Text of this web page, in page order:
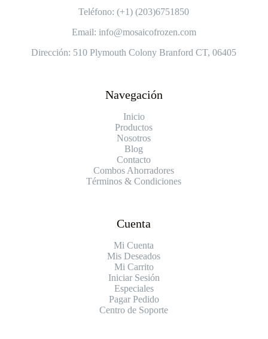
Teléfono: (+1) (203)6751850
Email: info@mosaicofrozen.com
Dirección: 510 Plymouth Colony Branford CT, 06405
Navegación
Inicio
Productos
Nosotros
Blog
Contacto
Combos Ahorradores
Términos & Condiciones
Cuenta
Mi Cuenta
Mis Deseados
Mi Carrito
Iniciar Sesión
Especiales
Pagar Pedido
Centro de Soporte